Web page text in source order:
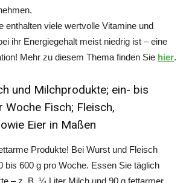
enthalten viele wertvolle Vitamine und
ihr Energiegehalt meist niedrig ist – eine
Mehr zu diesem Thema finden Sie hier.
und Milchprodukte; ein- bis
Woche Fisch; Fleisch,
Eier in Maßen
Produkte! Bei Wurst und Fleisch
bis 600 g pro Woche. Essen Sie täglich
– z. B. ¼ Liter Milch und 90 g fettarmer